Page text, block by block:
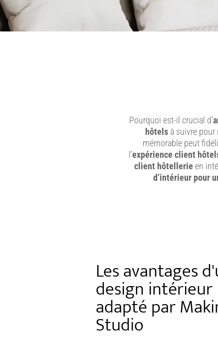
Pourquoi est-il crucial d’
hôtels à suivre
mémorable peut
l’expérience client
client hôtellerie en
d’intérieur pour
Les avantages
design intérieur
adapté par
Studio